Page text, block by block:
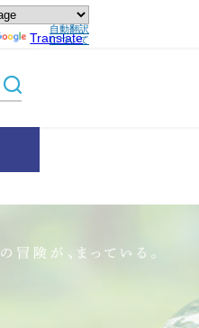
Translate
自動翻訳
について